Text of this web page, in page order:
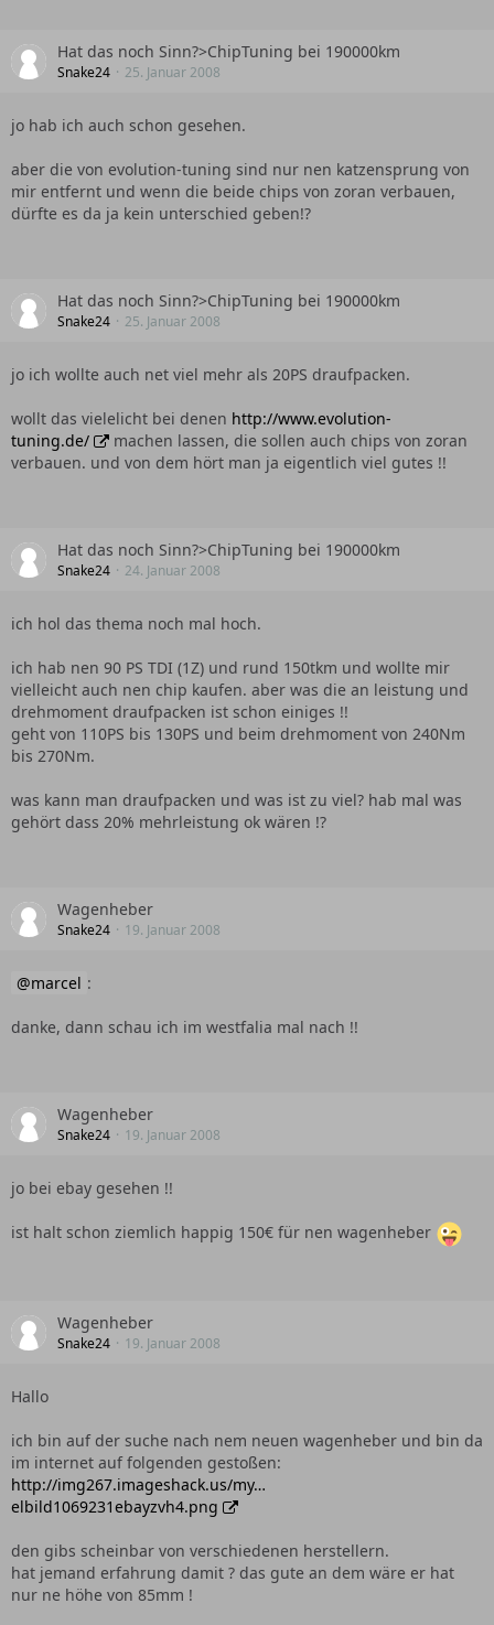
Hat das noch Sinn?>ChipTuning bei 190000km
Snake24 25. Januar 2008
jo hab ich auch schon gesehen.
aber die von evolution-tuning sind nur nen katzensprung von
mir entfernt und wenn die beide chips von zoran verbauen,
dürfte es da ja kein unterschied geben!?
Hat das noch Sinn?>ChipTuning bei 190000km
Snake24 25. Januar 2008
jo ich wollte auch net viel mehr als 20PS draufpacken.
wollt das vielelicht bei denen http://www.evolution-
tuning.de/
machen lassen, die sollen auch chips von zoran
verbauen. und von dem hört man ja eigentlich viel gutes !!
Hat das noch Sinn?>ChipTuning bei 190000km
Snake24 24. Januar 2008
ich hol das thema noch mal hoch.
ich hab nen 90 PS TDI (1Z) und rund 150tkm und wollte mir
vielleicht auch nen chip kaufen. aber was die an leistung und
drehmoment draufpacken ist schon einiges !!
geht von 110PS bis 130PS und beim drehmoment von 240Nm
bis 270Nm.
was kann man draufpacken und was ist zu viel? hab mal was
gehört dass 20% mehrleistung ok wären !?
Wagenheber
Snake24 19. Januar 2008
marcel :
danke, dann schau ich im westfalia mal nach !!
Wagenheber
Snake24 19. Januar 2008
jo bei ebay gesehen !!
ist halt schon ziemlich happig 150€ für nen wagenheber
Wagenheber
Snake24 19. Januar 2008
Hallo
ich bin auf der suche nach nem neuen wagenheber und bin da
im internet auf folgenden gestoßen:
http://img267.imageshack.us/my…
elbild1069231ebayzvh4.png
den gibs scheinbar von verschiedenen herstellern.
hat jemand erfahrung damit ? das gute an dem wäre er hat
nur ne höhe von 85mm !